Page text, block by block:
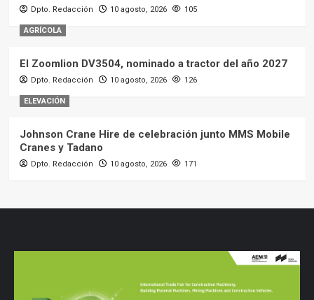
Dpto. Redacción 10 agosto, 2026 105
AGRÍCOLA
El Zoomlion DV3504, nominado a tractor del año 2027
Dpto. Redacción 10 agosto, 2026 126
ELEVACIÓN
Johnson Crane Hire de celebración junto MMS Mobile
Cranes y Tadano
Dpto. Redacción 10 agosto, 2026 171